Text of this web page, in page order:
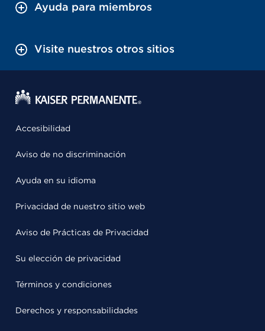
Ayuda para miembros
Visite nuestros otros sitios
Accesibilidad
Aviso de no discriminación
Ayuda en su idioma
Privacidad de nuestro sitio web
Aviso de Prácticas de Privacidad
Su elección de privacidad
Términos y condiciones
Derechos y responsabilidades